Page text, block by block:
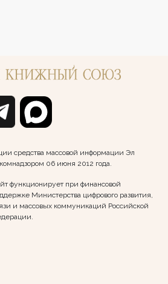
средства массовой информации Эл
06 июня 2012 года.
функционирует при финансовой
Министерства цифрового развития,
и массовых коммуникаций Российской